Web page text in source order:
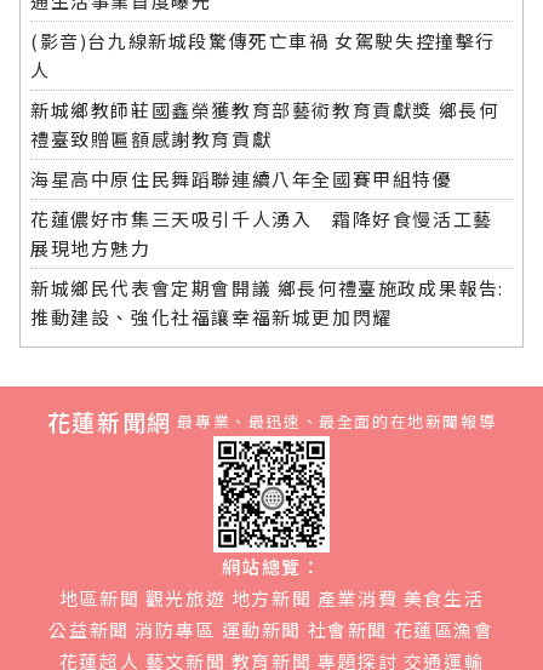
(影音)台九線新城段驚傳死亡車禍 女駕駛失控撞擊行
人
新城鄉教師莊國鑫榮獲教育部藝術教育貢獻獎 鄉長何
禮臺致贈匾額感謝教育貢獻
海星高中原住民舞蹈聯連續八年全國賽甲組特優
花蓮儂好市集三天吸引千人湧入 霜降好食慢活工藝
展現地方魅力
新城鄉民代表會定期會開議 鄉長何禮臺施政成果報告:
推動建設、強化社福讓幸福新城更加閃耀
花蓮新聞網 最專業、最迅速、最全面的在地新聞報導
網站總覽：
地區新聞 觀光旅遊 地方新聞 產業消費 美食生活
公益新聞 消防專區 運動新聞 社會新聞 花蓮區漁會
花蓮超人 藝文新聞 教育新聞 專題探討 交通運輸